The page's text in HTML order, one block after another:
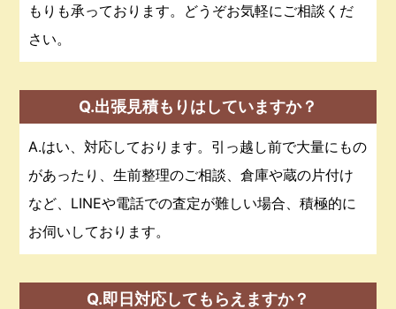
もりも承っております。どうぞお気軽にご相談くだ
さい。
Q.出張見積もりはしていますか？
A.はい、対応しております。引っ越し前で大量にもの
があったり、生前整理のご相談、倉庫や蔵の片付け
など、LINEや電話での査定が難しい場合、積極的に
お伺いしております。
Q.即日対応してもらえますか？